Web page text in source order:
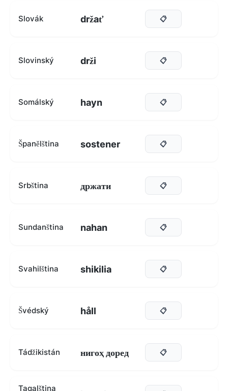
Slovák držať 📋
Slovinský drži 📋
Somálský hayn 📋
Španělština sostener 📋
Srbština држати 📋
Sundanština nahan 📋
Svahilština shikilia 📋
Švédský håll 📋
Tádžikistán нигоҳ доред 📋
Tagalština